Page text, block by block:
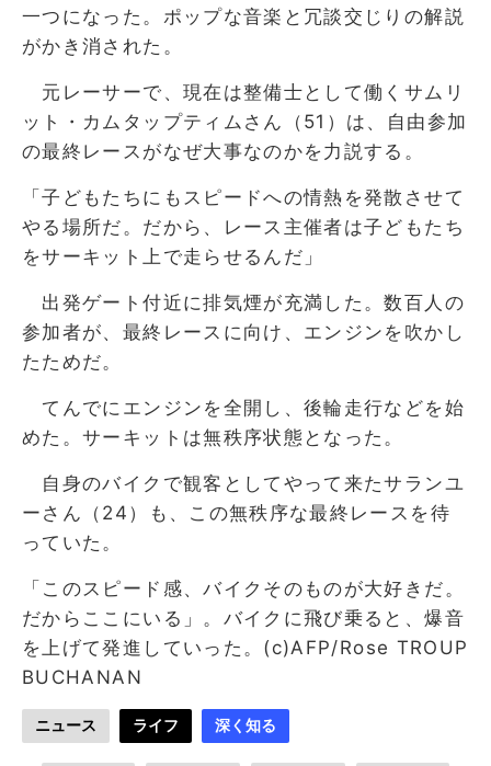
一つになった。ポップな音楽と冗談交じりの解説
がかき消された。
元レーサーで、現在は整備士として働くサムリ
ット・カムタップティムさん（51）は、自由参加
の最終レースがなぜ大事なのかを力説する。
「子どもたちにもスピードへの情熱を発散させて
やる場所だ。だから、レース主催者は子どもたち
をサーキット上で走らせるんだ」
出発ゲート付近に排気煙が充満した。数百人の
参加者が、最終レースに向け、エンジンを吹かし
たためだ。
てんでにエンジンを全開し、後輪走行などを始
めた。サーキットは無秩序状態となった。
自身のバイクで観客としてやって来たサランユ
ーさん（24）も、この無秩序な最終レースを待
っていた。
「このスピード感、バイクそのものが大好きだ。
だからここにいる」。バイクに飛び乗ると、爆音
を上げて発進していった。(c)AFP/Rose TROUP
BUCHANAN
ニュース ライフ 深く知る